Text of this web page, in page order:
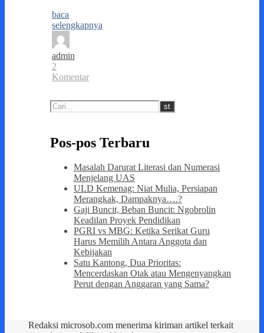
baca
selengkapnya
admin
2
Komentar
Pos-pos Terbaru
Masalah Darurat Literasi dan Numerasi
Menjelang UAS
ULD Kemenag: Niat Mulia, Persiapan
Merangkak, Dampaknya….?
Gaji Buncit, Beban Buncit: Ngobrolin
Keadilan Proyek Pendidikan
PGRI vs MBG: Ketika Serikat Guru
Harus Memilih Antara Anggota dan
Kebijakan
Satu Kantong, Dua Prioritas:
Mencerdaskan Otak atau Mengenyangkan
Perut dengan Anggaran yang Sama?
Redaksi microsob.com menerima kiriman artikel terkait